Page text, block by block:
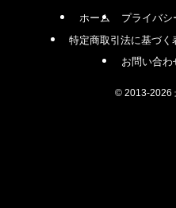
ホーム プライバシ
特定商取引法に基づく
お問い合わ
©2013-2026